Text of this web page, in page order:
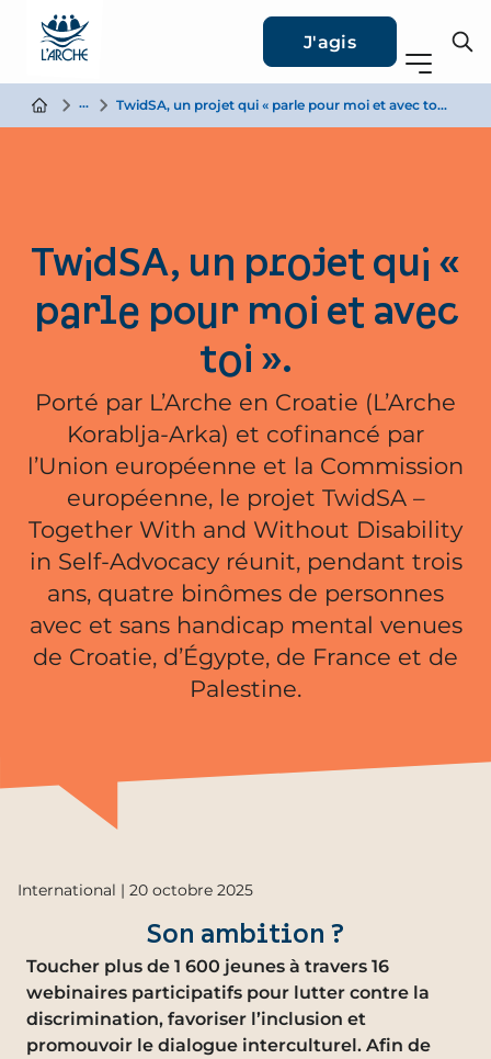
J'agis
Actualité TwidSA, un projet qui « parle pour moi et avec toi ».
TwidSA, un projet qui «
parle pour moi et avec
toi ».
Porté par L’Arche en Croatie (L’Arche
Korablja-Arka) et cofinancé par
l’Union européenne et la Commission
européenne, le projet TwidSA –
Together With and Without Disability
in Self-Advocacy réunit, pendant trois
ans, quatre binômes de personnes
avec et sans handicap mental venues
de Croatie, d’Égypte, de France et de
Palestine.
Son ambition ?
Toucher plus de 1 600 jeunes à travers 16
webinaires participatifs pour lutter contre la
discrimination, favoriser l’inclusion et
promouvoir le dialogue interculturel. Afin de
International | 20 octobre 2025